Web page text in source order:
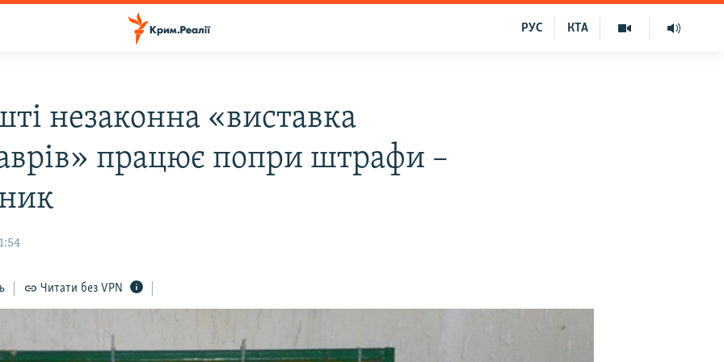
КТА
РУС
незаконна «виставка
працює попри штрафи –
Читати без VPN